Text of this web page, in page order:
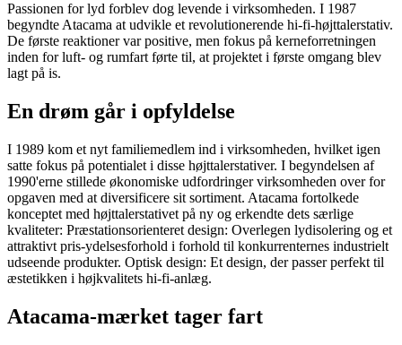
Passionen for lyd forblev dog levende i virksomheden. I 1987
begyndte Atacama at udvikle et revolutionerende hi-fi-højttalerstativ.
De første reaktioner var positive, men fokus på kerneforretningen
inden for luft- og rumfart førte til, at projektet i første omgang blev
lagt på is.
En drøm går i opfyldelse
I 1989 kom et nyt familiemedlem ind i virksomheden, hvilket igen
satte fokus på potentialet i disse højttalerstativer. I begyndelsen af
1990'erne stillede økonomiske udfordringer virksomheden over for
opgaven med at diversificere sit sortiment. Atacama fortolkede
konceptet med højttalerstativet på ny og erkendte dets særlige
kvaliteter: Præstationsorienteret design: Overlegen lydisolering og et
attraktivt pris-ydelsesforhold i forhold til konkurrenternes industrielt
udseende produkter. Optisk design: Et design, der passer perfekt til
æstetikken i højkvalitets hi-fi-anlæg.
Atacama-mærket tager fart